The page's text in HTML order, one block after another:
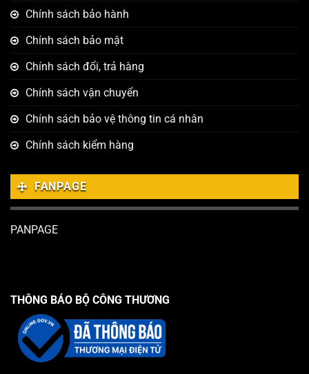
Chính sách bảo hành
Chính sách bảo mật
Chính sách đổi, trả hàng
Chính sách vận chuyển
Chính sách bảo vệ thông tin cá nhân
Chính sách kiểm hàng
FANPAGE
PANPAGE
THÔNG BÁO BỘ CÔNG THƯƠNG